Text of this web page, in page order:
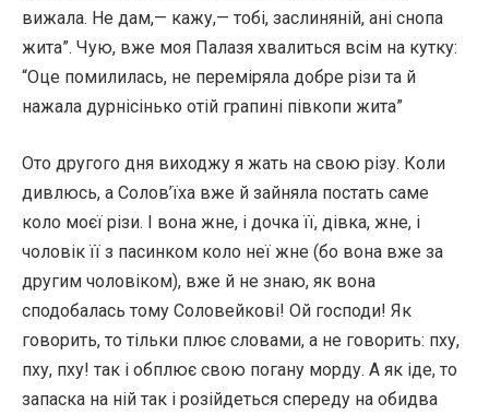
вижала. Не дам,— кажу,— тобі, заслиняній, ані снопа
жита”. Чую, вже моя Палазя хвалиться всім на кутку:
“Оце помилилась, не переміряла добре різи та й
нажала дурнісінько отій грапині півкопи жита”
Ото другого дня виходжу я жать на свою різу. Коли
дивлюсь, а Солов’їха вже й зайняла постать саме
коло моєї різи. І вона жне, і дочка її, дівка, жне, і
чоловік її з пасинком коло неї жне (бо вона вже за
другим чоловіком), вже й не знаю, як вона
сподобалась тому Соловейкові! Ой господи! Як
говорить, то тільки плює словами, а не говорить: пху,
пху, пху! так і обплює свою погану морду. А як іде, то
запаска на ній так і розійдеться спереду на обидва